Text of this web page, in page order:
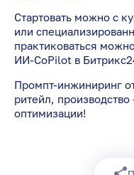
Стартовать можно с
или
практиковаться
ИИ-CoPilot в
Промпт-инжиниринг
ритейл,
оптимизации!